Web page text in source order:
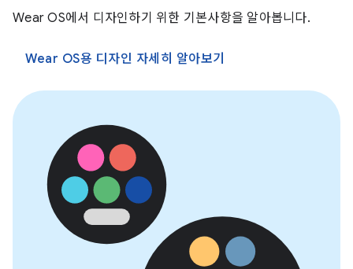
Wear OS에서 디자인하기 위한 기본사항을 알아봅니다.
Wear OS용 디자인 자세히 알아보기